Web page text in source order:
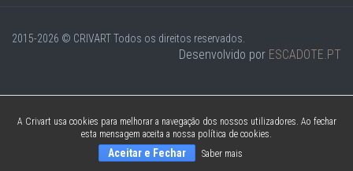
2015-2026 © CRIVARTTodos os direitos reservados.
Desenvolvido por ESCADOTE.PT
A Crivart usa cookies para melhorar a navegação dos nossos utilizadores. Ao fechar
esta mensagem aceita a nossa política de cookies.
Aceitar e Fechar Saber mais